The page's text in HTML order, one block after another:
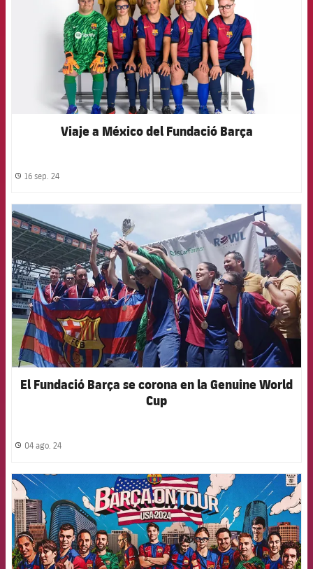
Viaje a México del Fundació Barça
label.share.clock
16 sep. 24
FCB Barcelona badge
El Fundació Barça se corona en la Genuine World
Cup
label.share.clock
04 ago. 24
FCB Barcelona badge